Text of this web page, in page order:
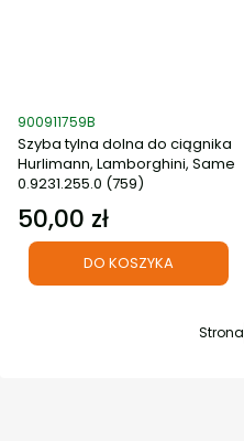
Kod produktu
900911759B
Szyba tylna dolna do ciągnika
Hurlimann, Lamborghini, Same
0.9231.255.0 (759)
Cena
50,00 zł
DO KOSZYKA
Strona